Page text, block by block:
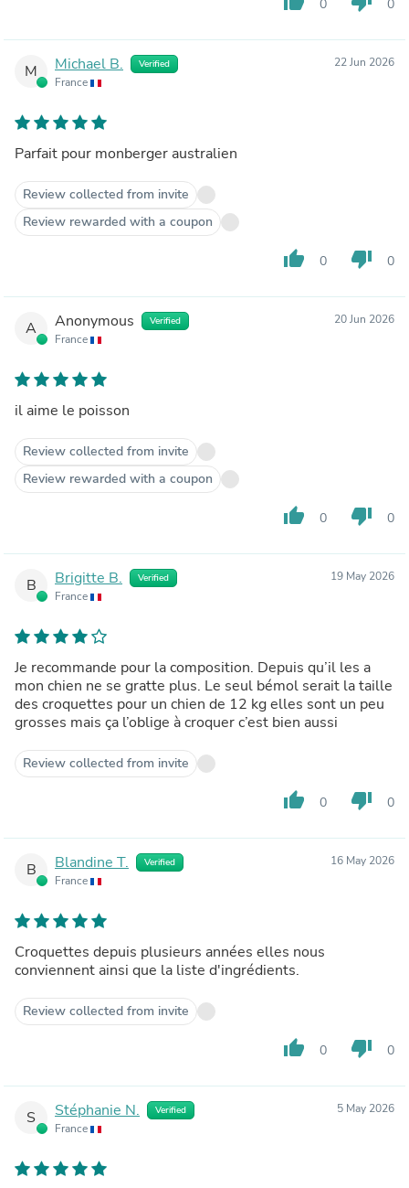
0 0
M Michael B. Verified
France
22 Jun 2026
Parfait pour monberger australien
Review collected from invite
Review rewarded with a coupon
thumb_up 0 thumb_down 0
A Anonymous Verified
France
20 Jun 2026
il aime le poisson
Review collected from invite
Review rewarded with a coupon
thumb_up 0 thumb_down 0
B Brigitte B. Verified
France
19 May 2026
Je recommande pour la composition. Depuis qu’il les a
mon chien ne se gratte plus. Le seul bémol serait la taille
des croquettes pour un chien de 12 kg elles sont un peu
grosses mais ça l’oblige à croquer c’est bien aussi
Review collected from invite
thumb_up 0 thumb_down 0
B Blandine T. Verified
France
16 May 2026
Croquettes depuis plusieurs années elles nous
conviennent ainsi que la liste d'ingrédients.
Review collected from invite
thumb_up 0 thumb_down 0
S Stéphanie N. Verified
France
5 May 2026